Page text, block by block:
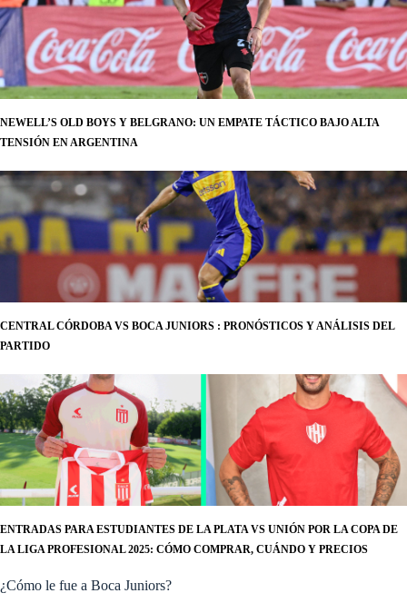
NEWELL’S OLD BOYS Y BELGRANO: UN EMPATE TÁCTICO BAJO ALTA
TENSIÓN EN ARGENTINA
CENTRAL CÓRDOBA VS BOCA JUNIORS : PRONÓSTICOS Y ANÁLISIS DEL
PARTIDO
ENTRADAS PARA ESTUDIANTES DE LA PLATA VS UNIÓN POR LA COPA DE
LA LIGA PROFESIONAL 2025: CÓMO COMPRAR, CUÁNDO Y PRECIOS
¿Cómo le fue a Boca Juniors?